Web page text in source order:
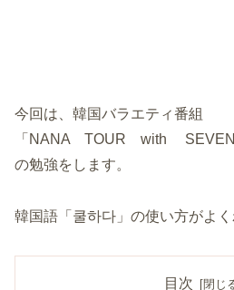
今回は、韓国バラエティ番組
「NANA TOUR with
の勉強をします。
韓国語「쿨하다」の使い方がよく
目次